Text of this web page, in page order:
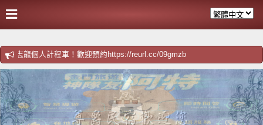
呂志龍個人計程車！歡迎預約https://reurl.cc/09gmzb